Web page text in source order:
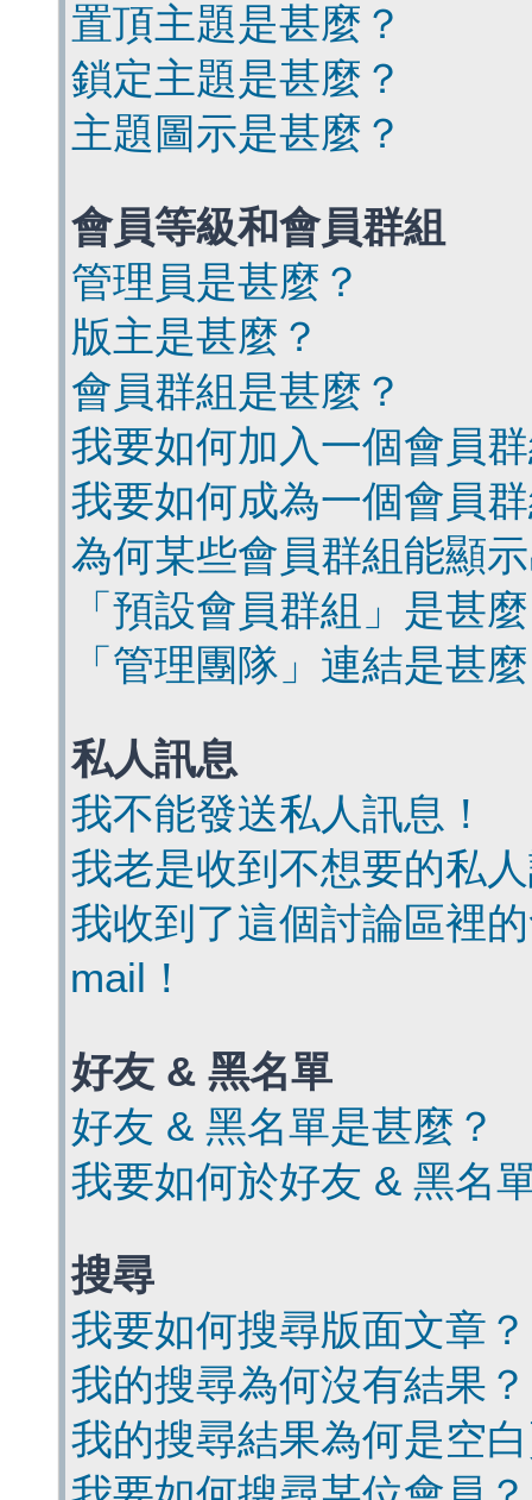
置頂主題是甚麼？
鎖定主題是甚麼？
主題圖示是甚麼？
會員等級和會員群組
管理員是甚麼？
版主是甚麼？
會員群組是甚麼？
我要如何加入一個會員
我要如何成為一個會員
為何某些會員群組能顯
「預設會員群組」是甚
「管理團隊」連結是甚
私人訊息
我不能發送私人訊息！
我老是收到不想要的私
我收到了這個討論區裡
mail！
好友 & 黑名單
好友 & 黑名單是甚麼？
我要如何於好友 & 黑名
搜尋
我要如何搜尋版面文章？
我的搜尋為何沒有結果？
我的搜尋結果為何是空